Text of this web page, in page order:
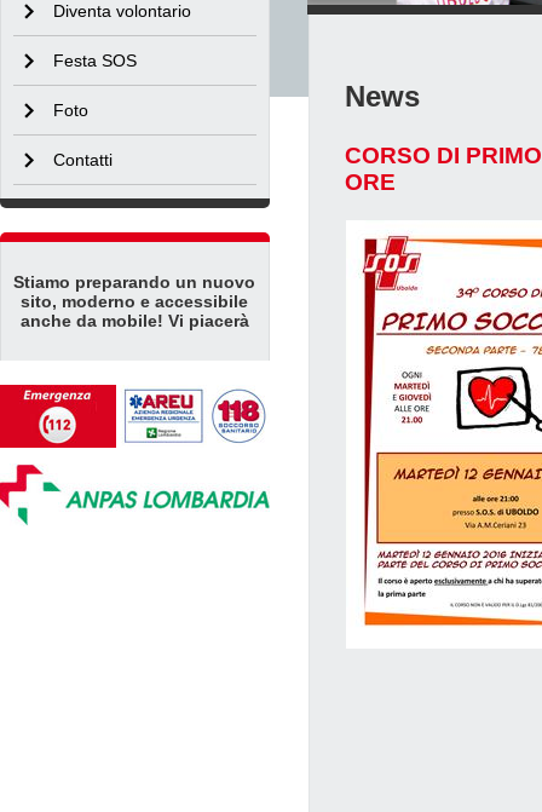
Diventa volontario
Festa SOS
Foto
Contatti
Stiamo preparando un nuovo
sito, moderno e accessibile
anche da mobile! Vi piacerà
News
CORSO DI
ORE